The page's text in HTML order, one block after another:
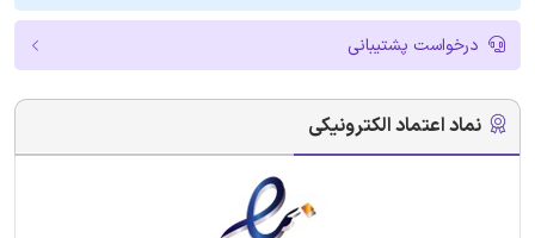
درخواست پشتیبانی
نماد اعتماد الکترونیکی